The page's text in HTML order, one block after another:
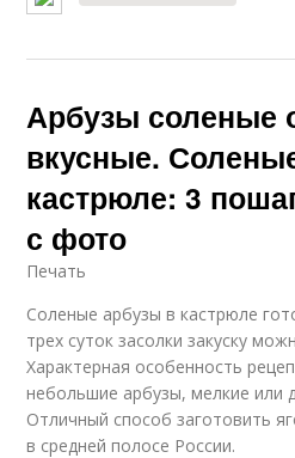
Арбузы соленые
вкусные.
кастрюле: 3
с фото
Печать
Соленые арбузы в кастрюле
трех суток засолки закуску
Характерная особенность
небольшие арбузы, мелкие или
Отличный способ заготовить
в средней полосе России.